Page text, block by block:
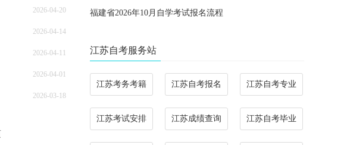
2026-04-20
2026-04-14
2026-04-11
2026-04-01
2026-03-18
福建省2026年10月自学考试报名流程
江苏自考服务站
江苏考务考籍 江苏自考报名 江苏自考专业
江苏考试安排 江苏成绩查询 江苏自考毕业